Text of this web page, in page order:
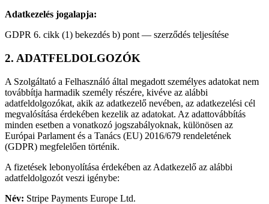
Adatkezelés jogalapja:
GDPR 6. cikk (1) bekezdés b) pont — szerződés teljesítése
2. ADATFELDOLGOZÓK
A Szolgáltató a Felhasználó által megadott személyes adatokat nem
továbbítja harmadik személy részére, kivéve az alábbi
adatfeldolgozókat, akik az adatkezelő nevében, az adatkezelési cél
megvalósítása érdekében kezelik az adatokat. Az adattovábbítás
minden esetben a vonatkozó jogszabályoknak, különösen az
Európai Parlament és a Tanács (EU) 2016/679 rendeletének
(GDPR) megfelelően történik.
A fizetések lebonyolítása érdekében az Adatkezelő az alábbi
adatfeldolgozót veszi igénybe:
Név: Stripe Payments Europe Ltd.